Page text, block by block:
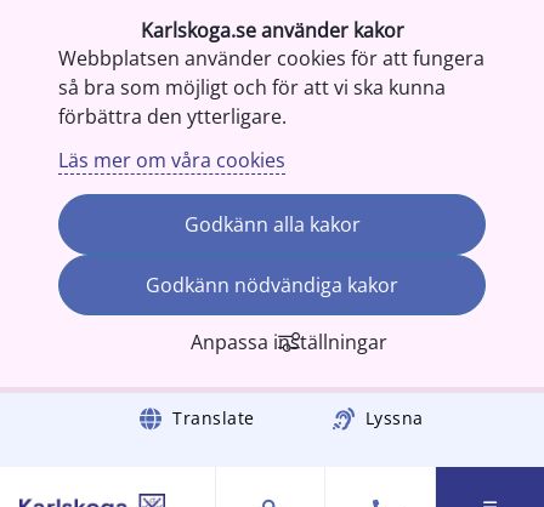
Karlskoga.se använder kakor
Webbplatsen använder cookies för att fungera
så bra som möjligt och för att vi ska kunna
förbättra den ytterligare.
Läs mer om våra cookies
Godkänn alla kakor
Godkänn nödvändiga kakor
Anpassa inställningar
Gå till innehåll Translate Lyssna